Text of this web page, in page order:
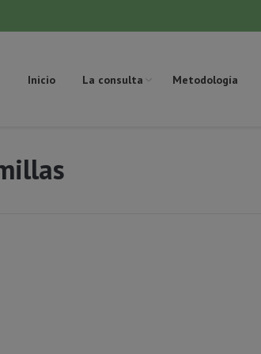
Inicio La consulta Metodología